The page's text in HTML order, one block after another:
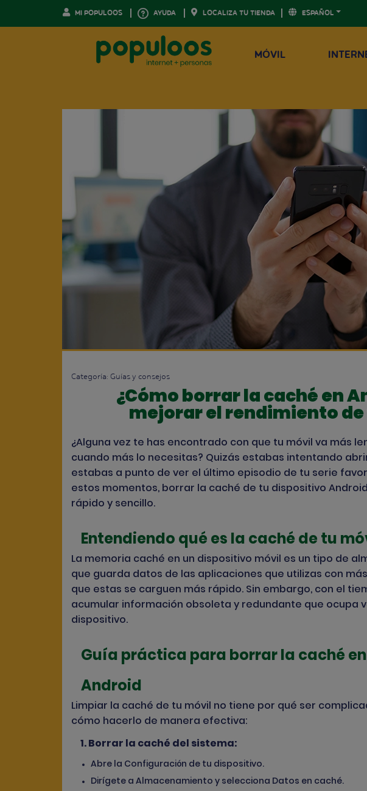
MI POPULOOS AYUDA LOCALIZA TU TIENDA ESPAÑOL
MÓVIL
Categoría: Guías y consejos
¿Cómo borrar la caché en
mejorar el rendimiento
¿Alguna vez te has encontrado con que tu móvil va más
cuando más lo necesitas? Quizás estabas intentando
estabas a punto de ver el último episodio de tu serie
estos momentos, borrar la caché de tu dispositivo
rápido y sencillo.
Entendiendo qué es la caché de tu
La memoria caché en un dispositivo móvil es un tipo de
que guarda datos de las aplicaciones que utilizas con
que estas se carguen más rápido. Sin embargo, con el
acumular información obsoleta y redundante que ocupa
dispositivo.
Guía práctica para borrar la caché
Android
Limpiar la caché de tu móvil no tiene por qué ser
cómo hacerlo de manera efectiva:
1.Borrar la caché del sistema:
Abre la Configuración de tu dispositivo.
Dirígete a Almacenamiento y selecciona Datos en caché.